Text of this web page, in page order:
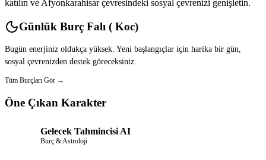
katılın ve Afyonkarahisar çevresindeki sosyal çevrenizi genişletin.
Günlük Burç Falı ( Koc)
Bugün enerjiniz oldukça yüksek. Yeni başlangıçlar için harika bir gün,
sosyal çevrenizden destek göreceksiniz.
Tüm Burçları Gör →
Öne Çıkan Karakter
Gelecek Tahmincisi AI
Burç & Astroloji